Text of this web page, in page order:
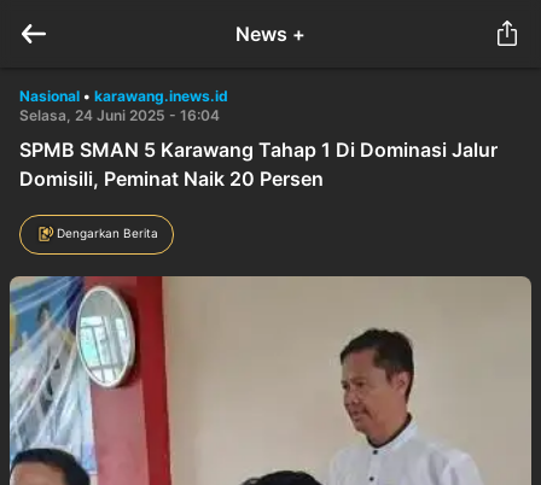
News +
Nasional • karawang.inews.id
Selasa, 24 Juni 2025 - 16:04
SPMB SMAN 5 Karawang Tahap 1 Di Dominasi Jalur
Domisili, Peminat Naik 20 Persen
Dengarkan Berita